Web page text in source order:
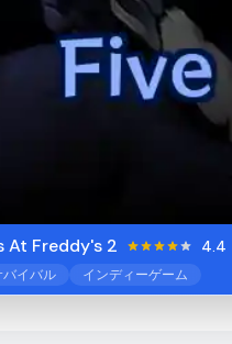
At Freddy's 2 4.4
バイバル インディーゲーム